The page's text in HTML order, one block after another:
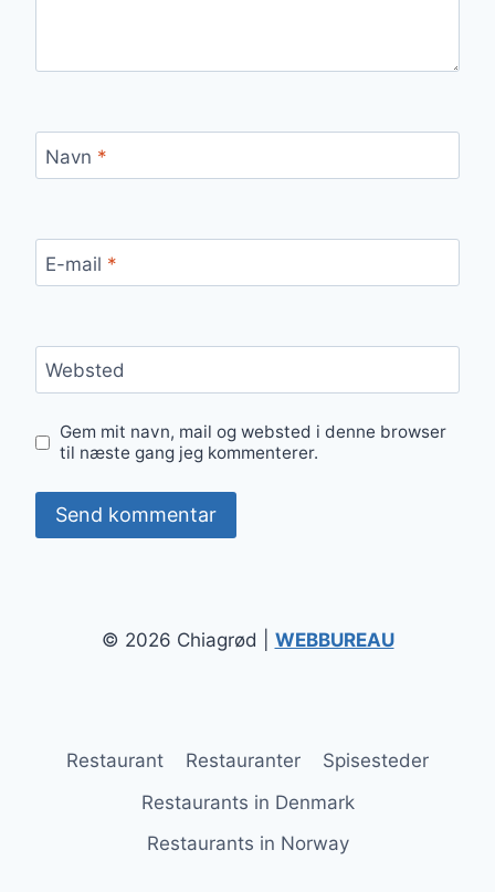
Navn *
E-mail *
Websted
Gem mit navn, mail og websted i denne browser
til næste gang jeg kommenterer.
© 2026 Chiagrød | WEBBUREAU
Restaurant Restauranter
Spisesteder
Restaurants in Denmark
Restaurants in Norway